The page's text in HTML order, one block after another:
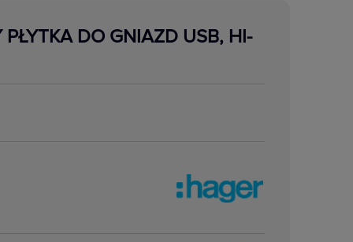
DO GNIAZD USB, HI-